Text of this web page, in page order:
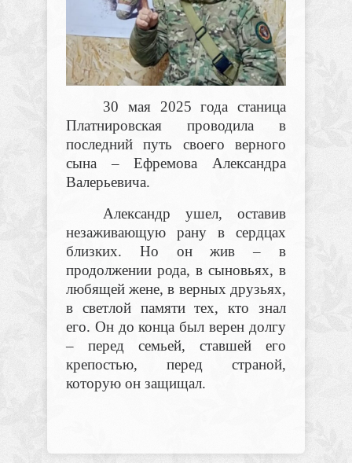
30 мая 2025 года станица
Платнировская проводила в
последний путь своего верного
сына – Ефремова Александра
Валерьевича.
Александр ушел, оставив
незаживающую рану в сердцах
близких. Но он жив – в
продолжении рода, в сыновьях, в
любящей жене, в верных друзьях,
в светлой памяти тех, кто знал
его. Он до конца был верен долгу
– перед семьей, ставшей его
крепостью, перед страной,
которую он защищал.